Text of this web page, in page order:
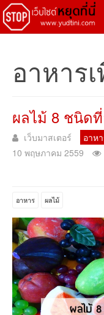
อาหาร
ผลไม้ 8 ชนิด
เว็บมาสเตอร์
อาห
10 พฤษภาคม 2559
อาหาร ผลไม้